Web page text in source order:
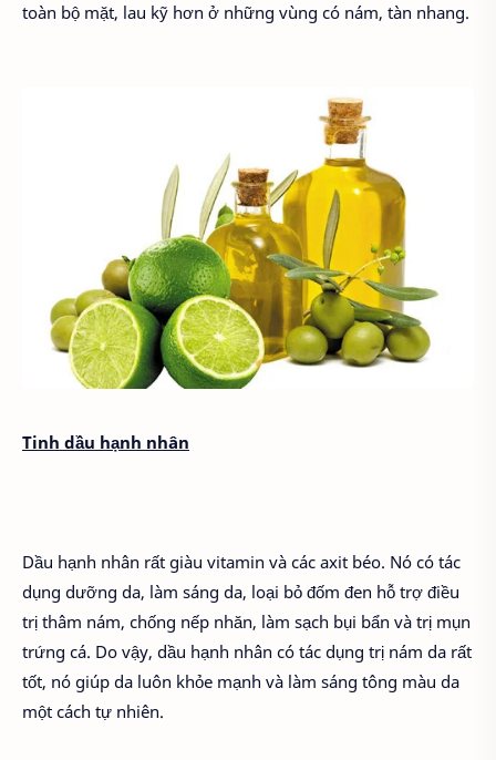
toàn bộ mặt, lau kỹ hơn ở những vùng có nám, tàn nhang.
Tinh dầu hạnh nhân
Dầu hạnh nhân rất giàu vitamin và các axit béo. Nó có tác
dụng dưỡng da, làm sáng da, loại bỏ đốm đen hỗ trợ điều
trị thâm nám, chống nếp nhăn, làm sạch bụi bẩn và trị mụn
trứng cá. Do vậy, dầu hạnh nhân có tác dụng trị nám da rất
tốt, nó giúp da luôn khỏe mạnh và làm sáng tông màu da
một cách tự nhiên.